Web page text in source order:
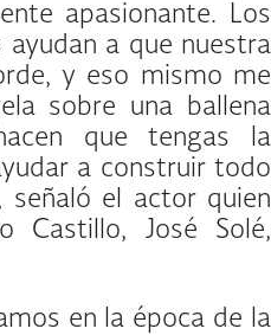
apasionante. Los
ayudan a que nuestra
y eso mismo me
sobre una ballena
que tengas la
a construir todo
señaló el actor quien
Castillo, José Solé,
en la época de la